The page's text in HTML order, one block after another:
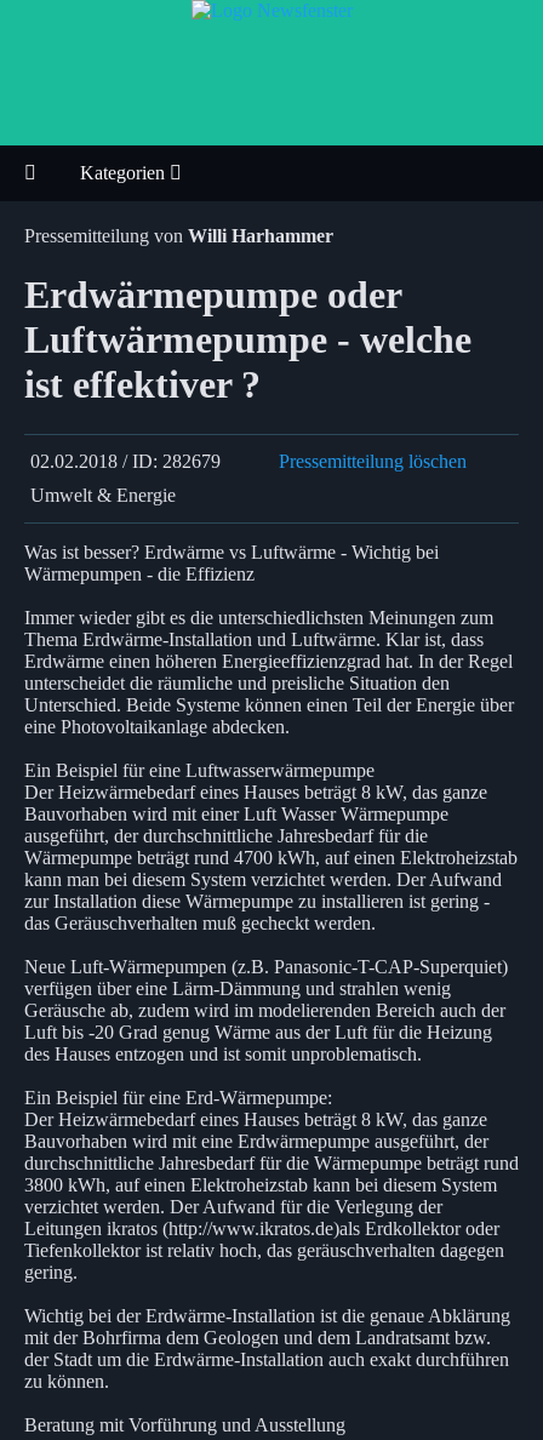
Kategorien
Pressemitteilung von Willi Harhammer
Erdwärmepumpe oder
Luftwärmepumpe - welche
ist effektiver ?
02.02.2018 / ID: 282679
Pressemitteilung löschen
Umwelt & Energie
Was ist besser? Erdwärme vs Luftwärme - Wichtig bei
Wärmepumpen - die Effizienz
Immer wieder gibt es die unterschiedlichsten Meinungen zum
Thema Erdwärme-Installation und Luftwärme. Klar ist, dass
Erdwärme einen höheren Energieeffizienzgrad hat. In der Regel
unterscheidet die räumliche und preisliche Situation den
Unterschied. Beide Systeme können einen Teil der Energie über
eine Photovoltaikanlage abdecken.
Ein Beispiel für eine Luftwasserwärmepumpe
Der Heizwärmebedarf eines Hauses beträgt 8 kW, das ganze
Bauvorhaben wird mit einer Luft Wasser Wärmepumpe
ausgeführt, der durchschnittliche Jahresbedarf für die
Wärmepumpe beträgt rund 4700 kWh, auf einen Elektroheizstab
kann man bei diesem System verzichtet werden. Der Aufwand
zur Installation diese Wärmepumpe zu installieren ist gering -
das Geräuschverhalten muß gecheckt werden.
Neue Luft-Wärmepumpen (z.B. Panasonic-T-CAP-Superquiet)
verfügen über eine Lärm-Dämmung und strahlen wenig
Geräusche ab, zudem wird im modelierenden Bereich auch der
Luft bis -20 Grad genug Wärme aus der Luft für die Heizung
des Hauses entzogen und ist somit unproblematisch.
Ein Beispiel für eine Erd-Wärmepumpe:
Der Heizwärmebedarf eines Hauses beträgt 8 kW, das ganze
Bauvorhaben wird mit eine Erdwärmepumpe ausgeführt, der
durchschnittliche Jahresbedarf für die Wärmepumpe beträgt rund
3800 kWh, auf einen Elektroheizstab kann bei diesem System
verzichtet werden. Der Aufwand für die Verlegung der
Leitungen ikratos (http://www.ikratos.de)als Erdkollektor oder
Tiefenkollektor ist relativ hoch, das geräuschverhalten dagegen
gering.
Wichtig bei der Erdwärme-Installation ist die genaue Abklärung
mit der Bohrfirma dem Geologen und dem Landratsamt bzw.
der Stadt um die Erdwärme-Installation auch exakt durchführen
zu können.
Beratung mit Vorführung und Ausstellung